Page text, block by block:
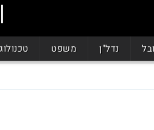
נדל"ן משפט